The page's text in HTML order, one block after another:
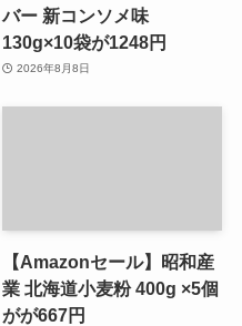
バー 新コンソメ味
130g×10袋が1248円
2026年8月8日
【Amazonセール】昭和産
業 北海道小麦粉 400g ×5個
がが667円